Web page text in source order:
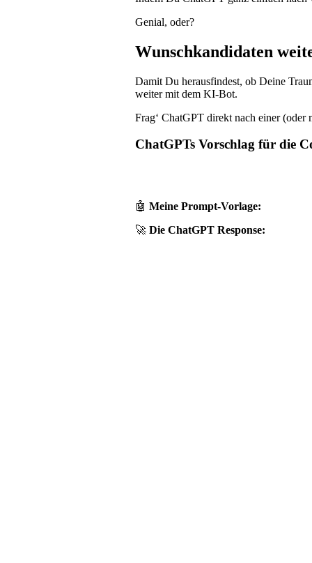
Genial, oder?
Wunschkandidaten
Damit Du herausfindest, ob Deine
weiter mit dem KI-Bot.
Frag‘ ChatGPT direkt nach einer
ChatGPTs Vorschlag für die
🤖 Meine Prompt-Vorlage:
🚀 Die ChatGPT Response: